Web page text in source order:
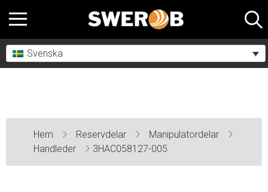
Svenska
Hem Reservdelar
Manipulatordelar
Handleder
3HAC058127-005